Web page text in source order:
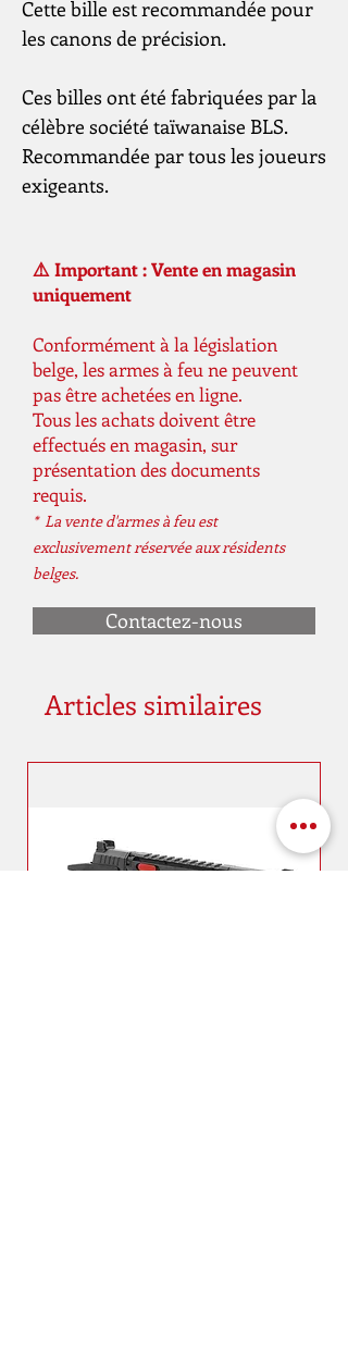
Cette bille est recommandée pour
les canons de précision.
Ces billes ont été fabriquées par la
célèbre société taïwanaise BLS.
Recommandée par tous les joueurs
exigeants.
⚠️ Important : Vente en magasin
uniquement
Conformément à la législation
belge, les armes à feu ne peuvent
pas être achetées en ligne.
Tous les achats doivent être
effectués en magasin, sur
présentation des documents
requis.
* La vente d'armes à feu est
exclusivement réservée aux résidents
belges.
Contactez-nous
Articles similaires